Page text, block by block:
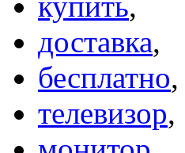
доставка,
бесплатно,
телевизор,